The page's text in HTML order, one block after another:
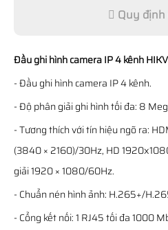
Quy
Đầu ghi hình camera IP 4 kênh
- Đầu ghi hình camera IP 4 kênh.
- Độ phân giải ghi hình tối đa: 8
- Tương thích với tín hiệu ngõ ra:
(3840 × 2160)/30Hz, HD
giải 1920 × 1080/60Hz.
- Chuẩn nén hình ảnh: H.265+/
- Cổng kết nối: 1 RJ45 tối đa 1000